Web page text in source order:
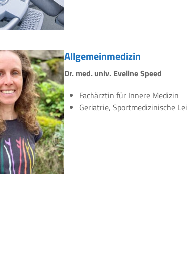
Allgemeinmedizin
Dr. med. univ. Eveline Speed
Fachärztin für Innere Medizin
Geriatrie, Sportmedizinische